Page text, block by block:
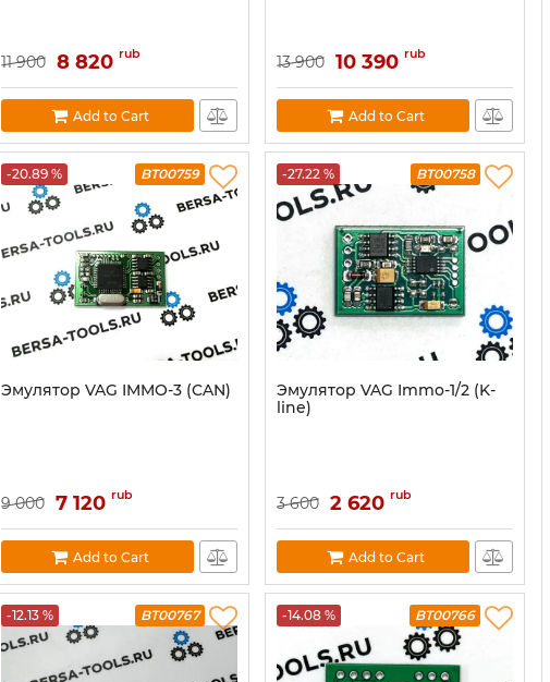
11 900 8 820 rub
Add to Cart
13 900 10 390 rub
Add to Cart
-20.89 % BT00759
Эмулятор VAG IMMO-3 (CAN)
9 000 7 120 rub
Add to Cart
-27.22 % BT00758
Эмулятор VAG Immo-1/2 (K-
line)
3 600 2 620 rub
Add to Cart
-12.13 % BT00767 -14.08 % BT00766